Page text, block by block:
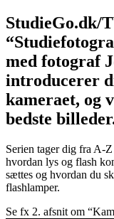
StudieGo.dk/
med fotograf
introducerer
kameraet, og
bedste
Serien tager dig fra A-
hvordan lys og flash
sættes og hvordan du
flashlamper.
Se fx 2. afsnit om